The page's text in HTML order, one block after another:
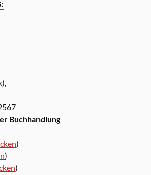
Buchhandlung
)
)
)